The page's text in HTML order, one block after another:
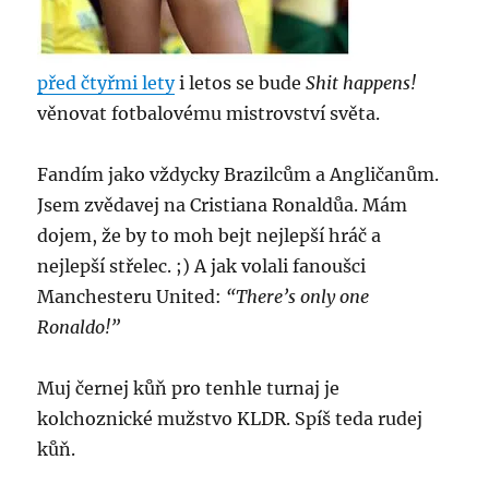
před čtyřmi letyi letos se budeShit happens!
věnovat fotbalovému mistrovství světa.
Fandím jako vždycky Brazilcům a Angličanům.
Jsem zvědavej na Cristiana Ronaldůa. Mám
dojem, že by to moh bejt nejlepší hráč a
nejlepší střelec. ;) A jak volali fanoušci
Manchesteru United: “There’s only one
Ronaldo!”
Muj černej kůň pro tenhle turnaj je
kolchoznické mužstvo KLDR. Spíš teda rudej
kůň.